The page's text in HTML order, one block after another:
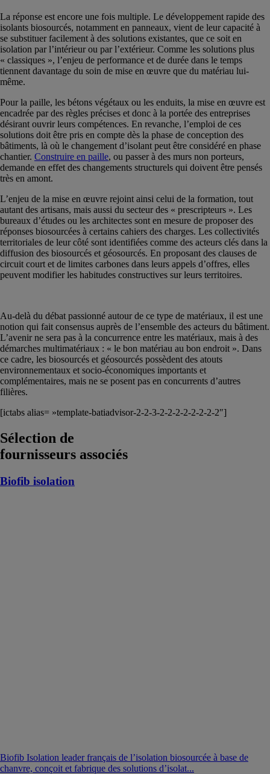
La réponse est encore une fois multiple. Le développement rapide des
isolants biosourcés, notamment en panneaux, vient de leur capacité à
se substituer facilement à des solutions existantes, que ce soit en
isolation par l’intérieur ou par l’extérieur. Comme les solutions plus
« classiques », l’enjeu de performance et de durée dans le temps
tiennent davantage du soin de mise en œuvre que du matériau lui-
même.
Pour la paille, les bétons végétaux ou les enduits, la mise en œuvre est
encadrée par des règles précises et donc à la portée des entreprises
désirant ouvrir leurs compétences. En revanche, l’emploi de ces
solutions doit être pris en compte dès la phase de conception des
bâtiments, là où le changement d’isolant peut être considéré en phase
chantier. Construire en paille, ou passer à des murs non porteurs,
demande en effet des changements structurels qui doivent être pensés
très en amont.
L’enjeu de la mise en œuvre rejoint ainsi celui de la formation, tout
autant des artisans, mais aussi du secteur des « prescripteurs ». Les
bureaux d’études ou les architectes sont en mesure de proposer des
réponses biosourcées à certains cahiers des charges. Les collectivités
territoriales de leur côté sont identifiées comme des acteurs clés dans la
diffusion des biosourcés et géosourcés. En proposant des clauses de
circuit court et de limites carbones dans leurs appels d’offres, elles
peuvent modifier les habitudes constructives sur leurs territoires.
Au-delà du débat passionné autour de ce type de matériaux, il est une
notion qui fait consensus auprès de l’ensemble des acteurs du bâtiment.
L’avenir ne sera pas à la concurrence entre les matériaux, mais à des
démarches multimatériaux : « le bon matériau au bon endroit ». Dans
ce cadre, les biosourcés et géosourcés possèdent des atouts
environnementaux et socio-économiques importants et
complémentaires, mais ne se posent pas en concurrents d’autres
filières.
[ictabs alias= »template-batiadvisor-2-2-3-2-2-2-2-2-2-2-2″]
Sélection de
fournisseurs associés
Biofib isolation
Biofib Isolation leader français de l’isolation biosourcée à base de
chanvre, conçoit et fabrique des solutions d’isolat...